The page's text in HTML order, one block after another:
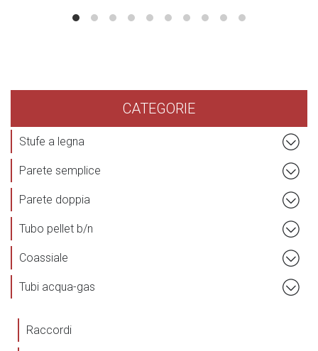
CATEGORIE
Stufe a legna
Parete semplice
Parete doppia
Tubo pellet b/n
Coassiale
Tubi acqua-gas
Raccordi